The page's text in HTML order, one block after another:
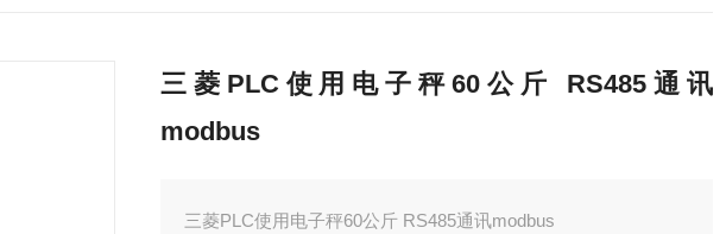
三菱PLC使用电子秤60公斤 RS485通讯
modbus
三菱PLC使用电子秤60公斤 RS485通讯modbus